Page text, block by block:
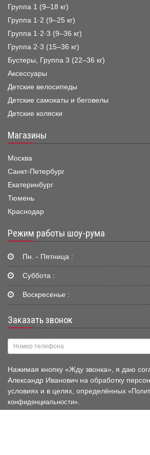
Группа 1 (9–18 кг)
Группа 1·2 (9–25 кг)
Группа 1·2·3 (9–36 кг)
Группа 2·3 (15–36 кг)
Бустеры, Группа 3 (22–36 кг)
Аксессуары
Детские велосипеды
Детские самокаты и беговелы
Детские коляски
Магазины
Москва
Санкт-Петербург
Екатеринбург
Тюмень
Краснодар
Режим работы шоу-рума
Пн. - Пятница :
Суббота :
Воскресенье :
Заказать звонок
Нажимая кнопку «Жду звонка», я даю
Александр Иванович на обработку
условиях и в целях, определённых
конфиденциальности».